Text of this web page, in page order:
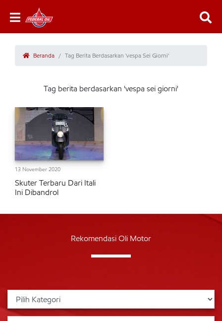
Beranda Tag Berita Berdasarkan 'vespa Sei Giorni'
Tag berita berdasarkan 'vespa sei giorni'
13 November 2020
Skuter Terbaru Dari Itali
Ini Dibandrol
Rekomendasi Oli Motor